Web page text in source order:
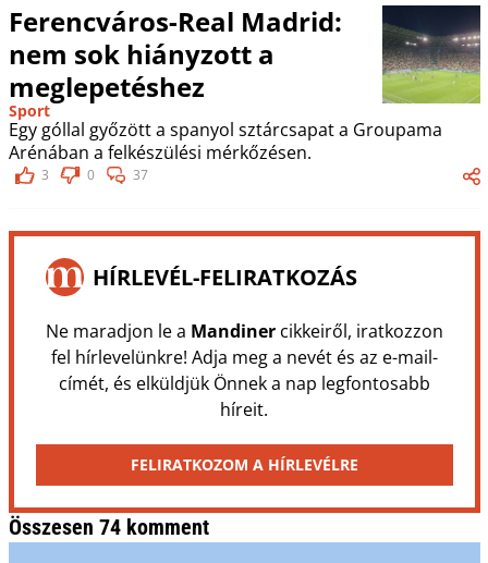
Ferencváros-Real Madrid:
nem sok hiányzott a
meglepetéshez
Sport
Egy góllal győzött a spanyol sztárcsapat a Groupama
Arénában a felkészülési mérkőzésen.
3 0 37
HÍRLEVÉL-FELIRATKOZÁS
Ne maradjon le a Mandinercikkeiről, iratkozzon
fel hírlevelünkre! Adja meg a nevét és az e-mail-
címét, és elküldjük Önnek a nap legfontosabb
híreit.
FELIRATKOZOM A HÍRLEVÉLRE
Összesen 74 komment